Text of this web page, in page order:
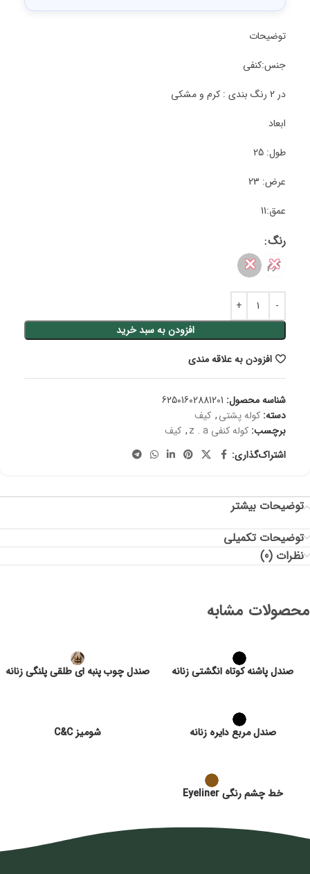
توضیحات
جنس:کنفی
در 2 رنگ بندی : کرم و مشکی
ابعاد
طول: 25
عرض: 23
عمق:11
رنگ
کرم
✕
✕
افزودن به سبد خرید
افزودن به علاقه مندی
شناسه محصول: 62501602881201
دسته: کوله پشتی, کیف
برچسب: کوله کنفی z . a , کیف
اشتراک‌گذاری:
توضیحات بیشتر
توضیحات تکمیلی
نظرات (0)
محصولات مشابه
صندل پاشنه کوتاه انگشتی زنانه صندل چوب پنبه ای طلقی پلنگی زنانه
صندل مربع دایره زنانه شومیز C&C
خط چشم رنگی Eyeliner